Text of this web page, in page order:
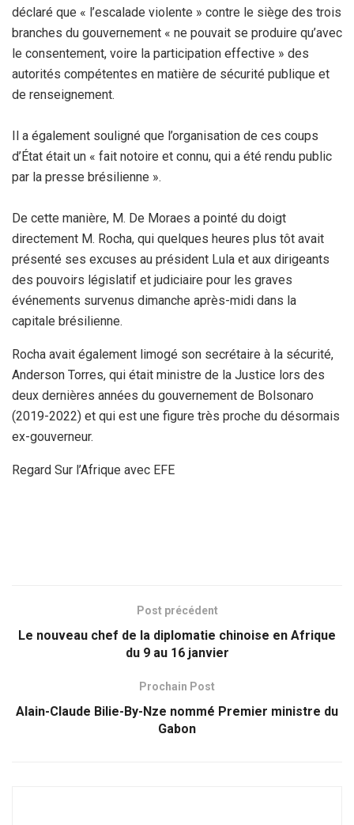
déclaré que « l’escalade violente » contre le siège des trois
branches du gouvernement « ne pouvait se produire qu’avec
le consentement, voire la participation effective » des
autorités compétentes en matière de sécurité publique et
de renseignement.
Il a également souligné que l’organisation de ces coups
d’État était un « fait notoire et connu, qui a été rendu public
par la presse brésilienne ».
De cette manière, M. De Moraes a pointé du doigt
directement M. Rocha, qui quelques heures plus tôt avait
présenté ses excuses au président Lula et aux dirigeants
des pouvoirs législatif et judiciaire pour les graves
événements survenus dimanche après-midi dans la
capitale brésilienne.
Rocha avait également limogé son secrétaire à la sécurité,
Anderson Torres, qui était ministre de la Justice lors des
deux dernières années du gouvernement de Bolsonaro
(2019-2022) et qui est une figure très proche du désormais
ex-gouverneur.
Regard Sur l’Afrique avec EFE
Post précédent
Le nouveau chef de la diplomatie chinoise en Afrique
du 9 au 16 janvier
Prochain Post
Alain-Claude Bilie-By-Nze nommé Premier ministre du
Gabon